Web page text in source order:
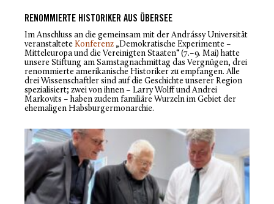
RENOMMIERTE HISTORIKER AUS ÜBERSEE
Im Anschluss an die gemeinsam mit der Andrássy Universität
veranstaltete Konferenz „Demokratische Experimente –
Mitteleuropa und die Vereinigten Staaten“ (7.–9. Mai) hatte
unsere Stiftung am Samstagnachmittag das Vergnügen, drei
renommierte amerikanische Historiker zu empfangen. Alle
drei Wissenschaftler sind auf die Geschichte unserer Region
spezialisiert; zwei von ihnen – Larry Wolff und Andrei
Markovits – haben zudem familiäre Wurzeln im Gebiet der
ehemaligen Habsburgermonarchie.